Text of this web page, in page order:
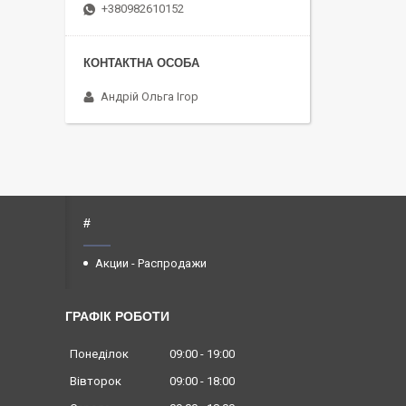
+380982610152
Андрій Ольга Ігор
#
Акции - Распродажи
ГРАФІК РОБОТИ
Понеділок 09:00
19:00
Вівторок
09:00
18:00